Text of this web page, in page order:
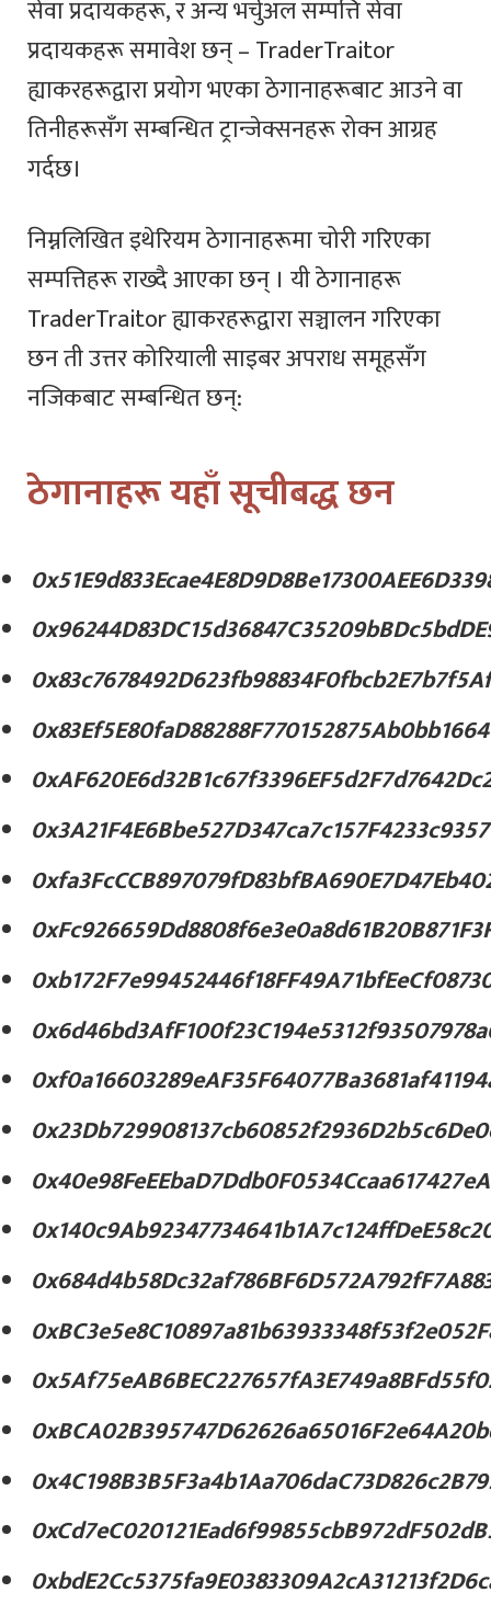
सेवा प्रदायकहरू, र अन्य भर्चुअल सम्पत्ति सेवा
प्रदायकहरू समावेश छन् – TraderTraitor
ह्याकरहरूद्वारा प्रयोग भएका ठेगानाहरूबाट आउने वा
तिनीहरूसँग सम्बन्धित ट्रान्जेक्सनहरू रोक्न आग्रह
गर्दछ।
निम्नलिखित इथेरियम ठेगानाहरूमा चोरी गरिएका
सम्पत्तिहरू राख्दै आएका छन् । यी ठेगानाहरू
TraderTraitor ह्याकरहरूद्वारा सञ्चालन गरिएका
छन ती उत्तर कोरियाली साइबर अपराध समूहसँग
नजिकबाट सम्बन्धित छन्:
ठेगानाहरू यहाँ सूचीबद्ध छन